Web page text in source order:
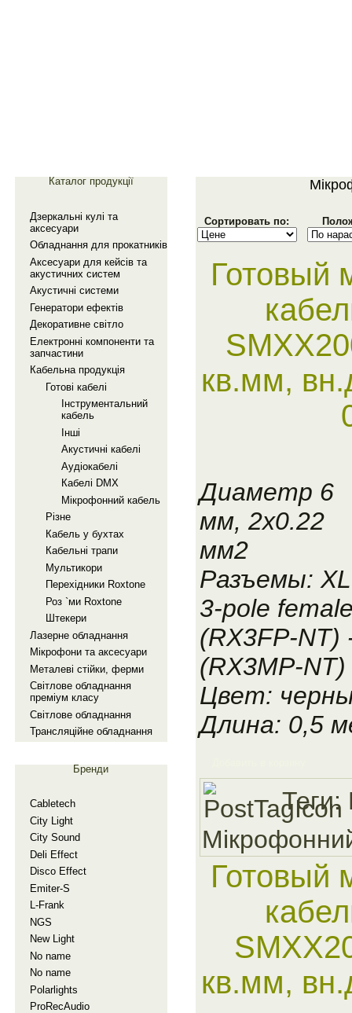
Каталог продукції
Дзеркальнi кулi та
аксесуари
Обладнання для прокатникiв
Аксесуари для кейсiв та
акустичних систем
Акустичнi системи
Генератори ефектiв
Декоративне свiтло
Електроннi компоненти та
запчастини
Кабельна продукцiя
Готовi кабелi
Iнструментальний
кабель
Iншi
Акустичнi кабелi
Аудiокабелi
Кабелi DMX
Мiкрофонний кабель
Рiзне
Кабель у бухтах
Кабельнi трапи
Мультикори
Перехiдники Roxtone
Роз `ми Roxtone
Штекери
Лазерне обладнання
Мiкрофони та аксесуари
Металевi стiйки, ферми
Свiтлове обладнання
премiум класу
Свiтлове обладнання
Трансляцiйне обладнання
Бренди
Cabletech
City Light
City Sound
Deli Effect
Disco Effect
Emiter-S
L-Frank
NGS
New Light
No name
No name
Polarlights
ProRecAudio
Сортировать по:
Готовый
кв.мм,
Диаметр 6
мм, 2x0.22
мм2
Разъемы:
3-pole
(RX3FP-NT)
(RX3MP-NT)
Цвет:
Длина: 0,5
Теги:
Готовый
кв.мм,